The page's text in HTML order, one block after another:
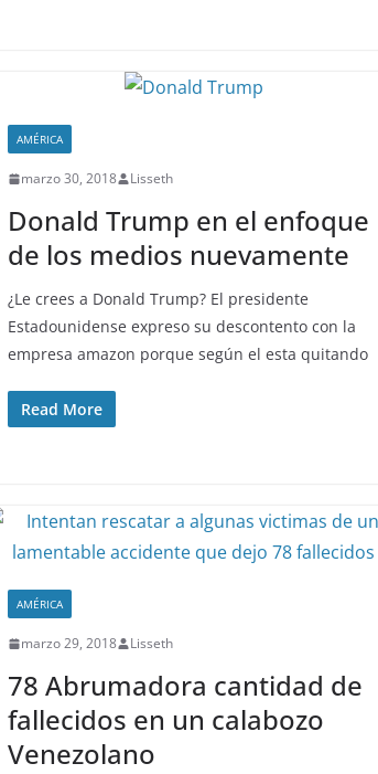
AMÉRICA
marzo 30, 2018 Lisseth
Donald Trump en el enfoque
de los medios nuevamente
¿Le crees a Donald Trump? El presidente
Estadounidense expreso su descontento con la
empresa amazon porque según el esta quitando
Read More
AMÉRICA
marzo 29, 2018 Lisseth
78 Abrumadora cantidad de
fallecidos en un calabozo
Venezolano